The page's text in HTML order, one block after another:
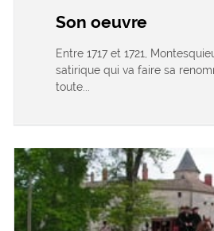
Son oeuvre
Entre 1717 et 1721,
satirique qui va faire sa
toute...